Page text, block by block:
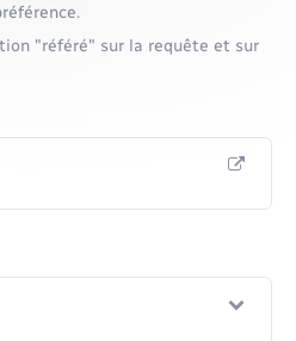
"référé" sur la requête et sur